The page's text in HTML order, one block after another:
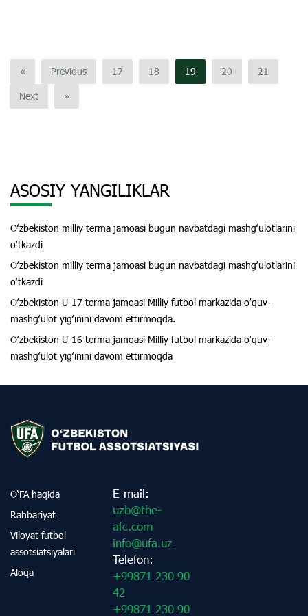
« Previous 17 18 19 20 21
Next »
ASOSIY YANGILIKLAR
Oʻzbekiston milliy terma jamoasi bugun navbatdagi mashgʻulotlarini
oʻtkazdi
Oʻzbekiston milliy terma jamoasi bugun navbatdagi mashgʻulotlarini
oʻtkazdi
Oʻzbekiston U-17 terma jamoasi Milliy futbol markazida oʻquv-
mashgʻulot yigʻinini davom ettirmoqda.
Oʻzbekiston U-16 terma jamoasi Milliy futbol markazida oʻquv-
mashgʻulot yigʻinini davom ettirmoqda
O‘FA haqida
Rahbariyat
Viloyat futbol
assotsiatsiyalari
Aloqa
E-mail:
uzb@the-
afc.com
info@ufa.uz
Telefon:
+99871 230 90
42
+99871 230 90